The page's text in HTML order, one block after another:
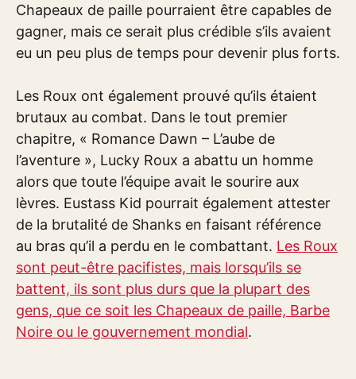
Chapeaux de paille pourraient être capables de
gagner, mais ce serait plus crédible s’ils avaient
eu un peu plus de temps pour devenir plus forts.
Les Roux ont également prouvé qu’ils étaient
brutaux au combat. Dans le tout premier
chapitre, « Romance Dawn – L’aube de
l’aventure », Lucky Roux a abattu un homme
alors que toute l’équipe avait le sourire aux
lèvres. Eustass Kid pourrait également attester
de la brutalité de Shanks en faisant référence
au bras qu’il a perdu en le combattant. Les Roux
sont peut-être pacifistes, mais lorsqu’ils se
battent, ils sont plus durs que la plupart des
gens, que ce soit les Chapeaux de paille, Barbe
Noire ou le gouvernement mondial.